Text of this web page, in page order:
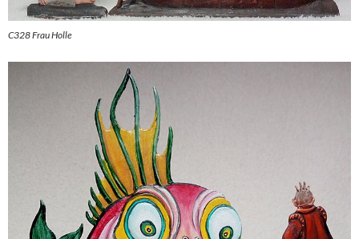
C328 Frau Holle